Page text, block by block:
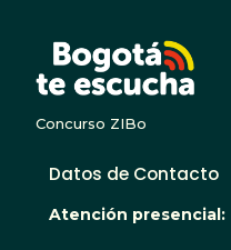
Concurso ZIBo
Datos de Contacto
Atención presencial: